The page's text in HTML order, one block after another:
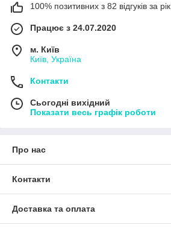
100% позитивних з 82 відгуків за рік
Працює з 24.07.2020
м. Київ
Київ, Україна
Контакти
Сьогодні вихідний
Показати весь графік роботи
Про нас
Контакти
Доставка та оплата